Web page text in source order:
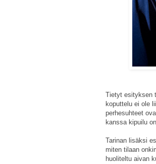
Tietyt esityksen
koputtelu ei ole
perhesuhteet
kanssa kipuilu
Tarinan lisäksi
miten tilaan
huoliteltu aivan